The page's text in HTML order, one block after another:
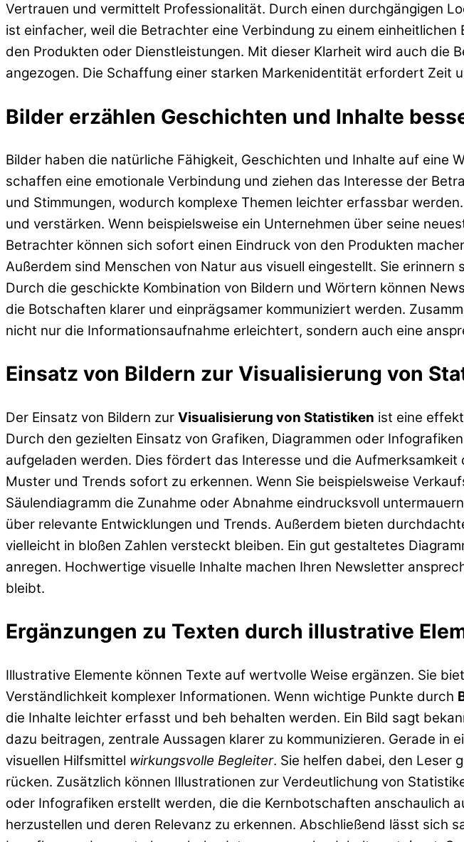
Vertrauen und vermittelt Professionalität. Durch einen durchgängigen
ist einfacher, weil die Betrachter eine Verbindung zu einem
den Produkten oder Dienstleistungen. Mit dieser Klarheit wird auch die
angezogen. Die Schaffung einer starken Markenidentität erfordert Zeit
Bilder erzählen Geschichten und Inhalte
Bilder haben die natürliche Fähigkeit, Geschichten und Inhalte auf eine
schaffen eine emotionale Verbindung und ziehen das Interesse der
und Stimmungen, wodurch komplexe Themen leichter erfassbar
und verstärken. Wenn beispielsweise ein Unternehmen über seine
Betrachter können sich sofort einen Eindruck von den Produkten
Außerdem sind Menschen von Natur aus visuell eingestellt. Sie erinnern
Durch die geschickte Kombination von Bildern und Wörtern können
die Botschaften klarer und einprägsamer kommuniziert werden.
nicht nur die Informationsaufnahme erleichtert, sondern auch eine
Einsatz von Bildern zur Visualisierung von
Der Einsatz von Bildern zur Visualisierung von Statistiken ist eine
Durch den gezielten Einsatz von Grafiken, Diagrammen oder
aufgeladen werden. Dies fördert das Interesse und die Aufmerksamkeit
Muster und Trends sofort zu erkennen. Wenn Sie beispielsweise
Säulendiagramm die Zunahme oder Abnahme eindrucksvoll
über relevante Entwicklungen und Trends. Außerdem bieten
vielleicht in bloßen Zahlen versteckt bleiben. Ein gut gestaltetes
anregen. Hochwertige visuelle Inhalte machen Ihren Newsletter
bleibt.
Ergänzungen zu Texten durch illustrative
Illustrative Elemente können Texte auf wertvolle Weise ergänzen. Sie
Verständlichkeit komplexer Informationen. Wenn wichtige Punkte durch
die Inhalte leichter erfasst und beh behalten werden. Ein Bild sagt
dazu beitragen, zentrale Aussagen klarer zu kommunizieren. Gerade
visuellen Hilfsmittel wirkungsvolle Begleiter. Sie helfen dabei, den Leser
rücken. Zusätzlich können Illustrationen zur Verdeutlichung von
oder Infografiken erstellt werden, die die Kernbotschaften anschaulich
herzustellen und deren Relevanz zu erkennen. Abschließend lässt sich